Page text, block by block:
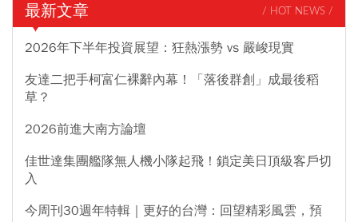
最新文章 / HOT NEWS /
2026年下半年投資展望：狂熱漲勢 vs 嚴峻現實
友達二把手柯富仁裸辭內幕！「落後群創」成最後稻
草？
2026前進大南方論壇
佳世達集團艦隊無人機小隊起飛！鎖定美日頂級客戶切
入
今周刊30週年特輯｜更好的台灣：回望精彩風雲，預